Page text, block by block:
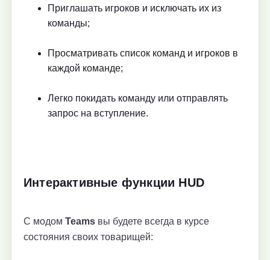
Приглашать игроков и исключать их из
команды;
Просматривать список команд и игроков в
каждой команде;
Легко покидать команду или отправлять
запрос на вступление.
Интерактивные функции HUD
С модом Teams вы будете всегда в курсе
состояния своих товарищей: